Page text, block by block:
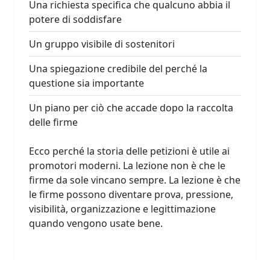
Una richiesta specifica che qualcuno abbia il
potere di soddisfare
Un gruppo visibile di sostenitori
Una spiegazione credibile del perché la
questione sia importante
Un piano per ciò che accade dopo la raccolta
delle firme
Ecco perché la storia delle petizioni è utile ai
promotori moderni. La lezione non è che le
firme da sole vincano sempre. La lezione è che
le firme possono diventare prova, pressione,
visibilità, organizzazione e legittimazione
quando vengono usate bene.